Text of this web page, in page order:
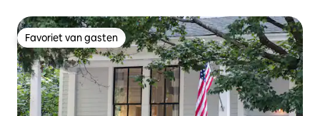
Favoriet van gasten
Favoriet van gasten